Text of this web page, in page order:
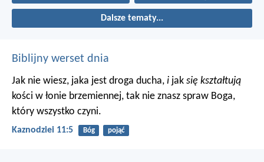
Dalsze tematy...
Biblijny werset dnia
Jak nie wiesz, jaka jest droga ducha, i jak się kształtują
kości w łonie brzemiennej, tak nie znasz spraw Boga,
który wszystko czyni.
Kaznodziei 11:5 Bóg pojąć